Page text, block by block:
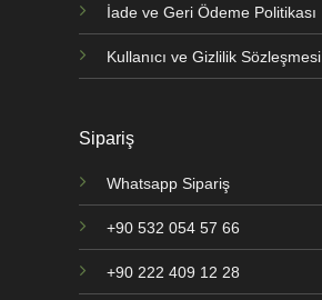
İade ve Geri Ödeme Politikası
Kullanıcı ve Gizlilik Sözleşmesi
Sipariş
Whatsapp Sipariş
+90 532 054 57 66
+90 222 409 12 28